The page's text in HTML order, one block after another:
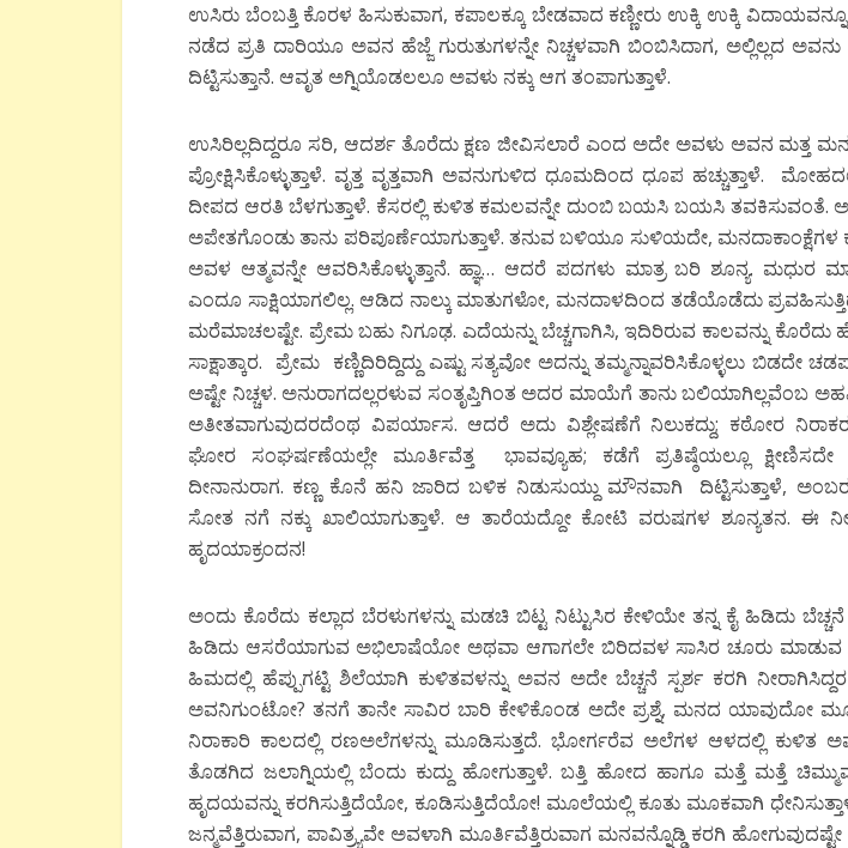
ಉಸಿರು ಬೆಂಬತ್ತಿ ಕೊರಳ ಹಿಸುಕುವಾಗ, ಕಪಾಲಕ್ಕೂ ಬೇಡವಾದ ಕಣ್ಣೀರು ಉಕ್ಕಿ ಉಕ್ಕಿ
ನಡೆದ ಪ್ರತಿ ದಾರಿಯೂ ಅವನ ಹೆಜ್ಜೆ ಗುರುತುಗಳನ್ನೇ ನಿಚ್ಚಳವಾಗಿ ಬಿಂಬಿಸಿದಾಗ, ಅಲ್ಲಿಲ್ಲದ
ದಿಟ್ಟಿಸುತ್ತಾನೆ. ಆವೃತ ಅಗ್ನಿಯೊಡಲಲೂ ಅವಳು ನಕ್ಕು ಆಗ ತಂಪಾಗುತ್ತಾಳೆ.
ಉಸಿರಿಲ್ಲದಿದ್ದರೂ ಸರಿ, ಆದರ್ಶ ತೊರೆದು ಕ್ಷಣ ಜೀವಿಸಲಾರೆ ಎಂದ ಅದೇ ಅವಳು ಅವನ ಮತ್ತ
ಪ್ರೋಕ್ಷಿಸಿಕೊಳ್ಳುತ್ತಾಳೆ. ವೃತ್ತ ವೃತ್ತವಾಗಿ ಅವನುಗುಳಿದ ಧೂಮದಿಂದ ಧೂಪ ಹಚ್ಚುತ್ತಾಳೆ.
ದೀಪದ ಆರತಿ ಬೆಳಗುತ್ತಾಳೆ. ಕೆಸರಲ್ಲಿ ಕುಳಿತ ಕಮಲವನ್ನೇ ದುಂಬಿ ಬಯಸಿ ಬಯಸಿ
ಅಪೇತಗೊಂಡು ತಾನು ಪರಿಪೂರ್ಣೆಯಾಗುತ್ತಾಳೆ. ತನುವ ಬಳಿಯೂ ಸುಳಿಯದೇ, ಮನದಾಕಾಂಕ್ಷೆಗಳ
ಅವಳ ಆತ್ಮವನ್ನೇ ಆವರಿಸಿಕೊಳ್ಳುತ್ತಾನೆ. ಹ್ಞಾ… ಆದರೆ ಪದಗಳು ಮಾತ್ರ ಬರಿ ಶೂನ್ಯ. ಮಧುರ
ಎಂದೂ ಸಾಕ್ಷಿಯಾಗಲಿಲ್ಲ. ಆಡಿದ ನಾಲ್ಕು ಮಾತುಗಳೋ, ಮನದಾಳದಿಂದ ತಡೆಯೊಡೆದು
ಮರೆಮಾಚಲಷ್ಟೇ. ಪ್ರೇಮ ಬಹು ನಿಗೂಢ. ಎದೆಯನ್ನು ಬೆಚ್ಚಗಾಗಿಸಿ, ಇದಿರಿರುವ ಕಾಲವನ್ನು ಕೊರೆದು
ಸಾಕ್ಷಾತ್ಕಾರ. ಪ್ರೇಮ ಕಣ್ಣಿದಿರಿದ್ದಿದ್ದು ಎಷ್ಟು ಸತ್ಯವೋ ಅದನ್ನು ತಮ್ಮನ್ನಾವರಿಸಿಕೊಳ್ಳಲು ಬಿಡದೇ
ಅಷ್ಟೇ ನಿಚ್ಚಳ. ಅನುರಾಗದಲ್ಲರಳುವ ಸಂತೃಪ್ತಿಗಿಂತ ಅದರ ಮಾಯೆಗೆ ತಾನು ಬಲಿಯಾಗಿಲ್ಲವೆಂಬ
ಅತೀತವಾಗುವುದರದೆಂಥ ವಿಪರ್ಯಾಸ. ಆದರೆ ಅದು ವಿಶ್ಲೇಷಣೆಗೆ ನಿಲುಕದ್ದು; ಕಠೋರ
ಘೋರ ಸಂಘರ್ಷಣೆಯಲ್ಲೇ ಮೂರ್ತಿವೆತ್ತ ಭಾವವ್ಯೂಹ; ಕಡೆಗೆ ಪ್ರತಿಷ್ಠೆಯಲ್ಲೂ
ದೀನಾನುರಾಗ. ಕಣ್ಣ ಕೊನೆ ಹನಿ ಜಾರಿದ ಬಳಿಕ ನಿಡುಸುಯ್ದು ಮೌನವಾಗಿ ದಿಟ್ಟಿಸುತ್ತಾಳೆ,
ಸೋತ ನಗೆ ನಕ್ಕು ಖಾಲಿಯಾಗುತ್ತಾಳೆ. ಆ ತಾರೆಯದ್ದೋ ಕೋಟಿ ವರುಷಗಳ ಶೂನ್ಯತನ. ಈ
ಹೃದಯಾಕ್ರಂದನ!
ಅಂದು ಕೊರೆದು ಕಲ್ಲಾದ ಬೆರಳುಗಳನ್ನು ಮಡಚಿ ಬಿಟ್ಟ ನಿಟ್ಟುಸಿರ ಕೇಳಿಯೇ ತನ್ನ ಕೈ ಹಿಡಿದು ಬೆಚ್ಚನೆ
ಹಿಡಿದು ಆಸರೆಯಾಗುವ ಅಭಿಲಾಷೆಯೋ ಅಥವಾ ಆಗಾಗಲೇ ಬಿರಿದವಳ ಸಾಸಿರ ಚೂರು ಮಾಡುವ
ಹಿಮದಲ್ಲಿ ಹೆಪ್ಪುಗಟ್ಟಿ ಶಿಲೆಯಾಗಿ ಕುಳಿತವಳನ್ನು ಅವನ ಅದೇ ಬೆಚ್ಚನೆ ಸ್ಪರ್ಶ ಕರಗಿ
ಅವನಿಗುಂಟೋ? ತನಗೆ ತಾನೇ ಸಾವಿರ ಬಾರಿ ಕೇಳಿಕೊಂಡ ಅದೇ ಪ್ರಶ್ನೆ, ಮನದ ಯಾವುದೋ
ನಿರಾಕಾರಿ ಕಾಲದಲ್ಲಿ ರಣಅಲೆಗಳನ್ನು ಮೂಡಿಸುತ್ತದೆ. ಭೋರ್ಗರೆವ ಅಲೆಗಳ ಆಳದಲ್ಲಿ ಕುಳಿತ
ತೊಡಗಿದ ಜಲಾಗ್ನಿಯಲ್ಲಿ ಬೆಂದು ಕುದ್ದು ಹೋಗುತ್ತಾಳೆ. ಬತ್ತಿ ಹೋದ ಹಾಗೂ ಮತ್ತೆ ಮತ್ತೆ
ಹೃದಯವನ್ನು ಕರಗಿಸುತ್ತಿದೆಯೋ, ಕೂಡಿಸುತ್ತಿದೆಯೋ! ಮೂಲೆಯಲ್ಲಿ ಕೂತು ಮೂಕವಾಗಿ
ಜನ್ಮವೆತ್ತಿರುವಾಗ, ಪಾವಿತ್ರ್ಯವೇ ಅವಳಾಗಿ ಮೂರ್ತಿವೆತ್ತಿರುವಾಗ ಮನವನ್ನೊಡ್ಡಿ ಕರಗಿ